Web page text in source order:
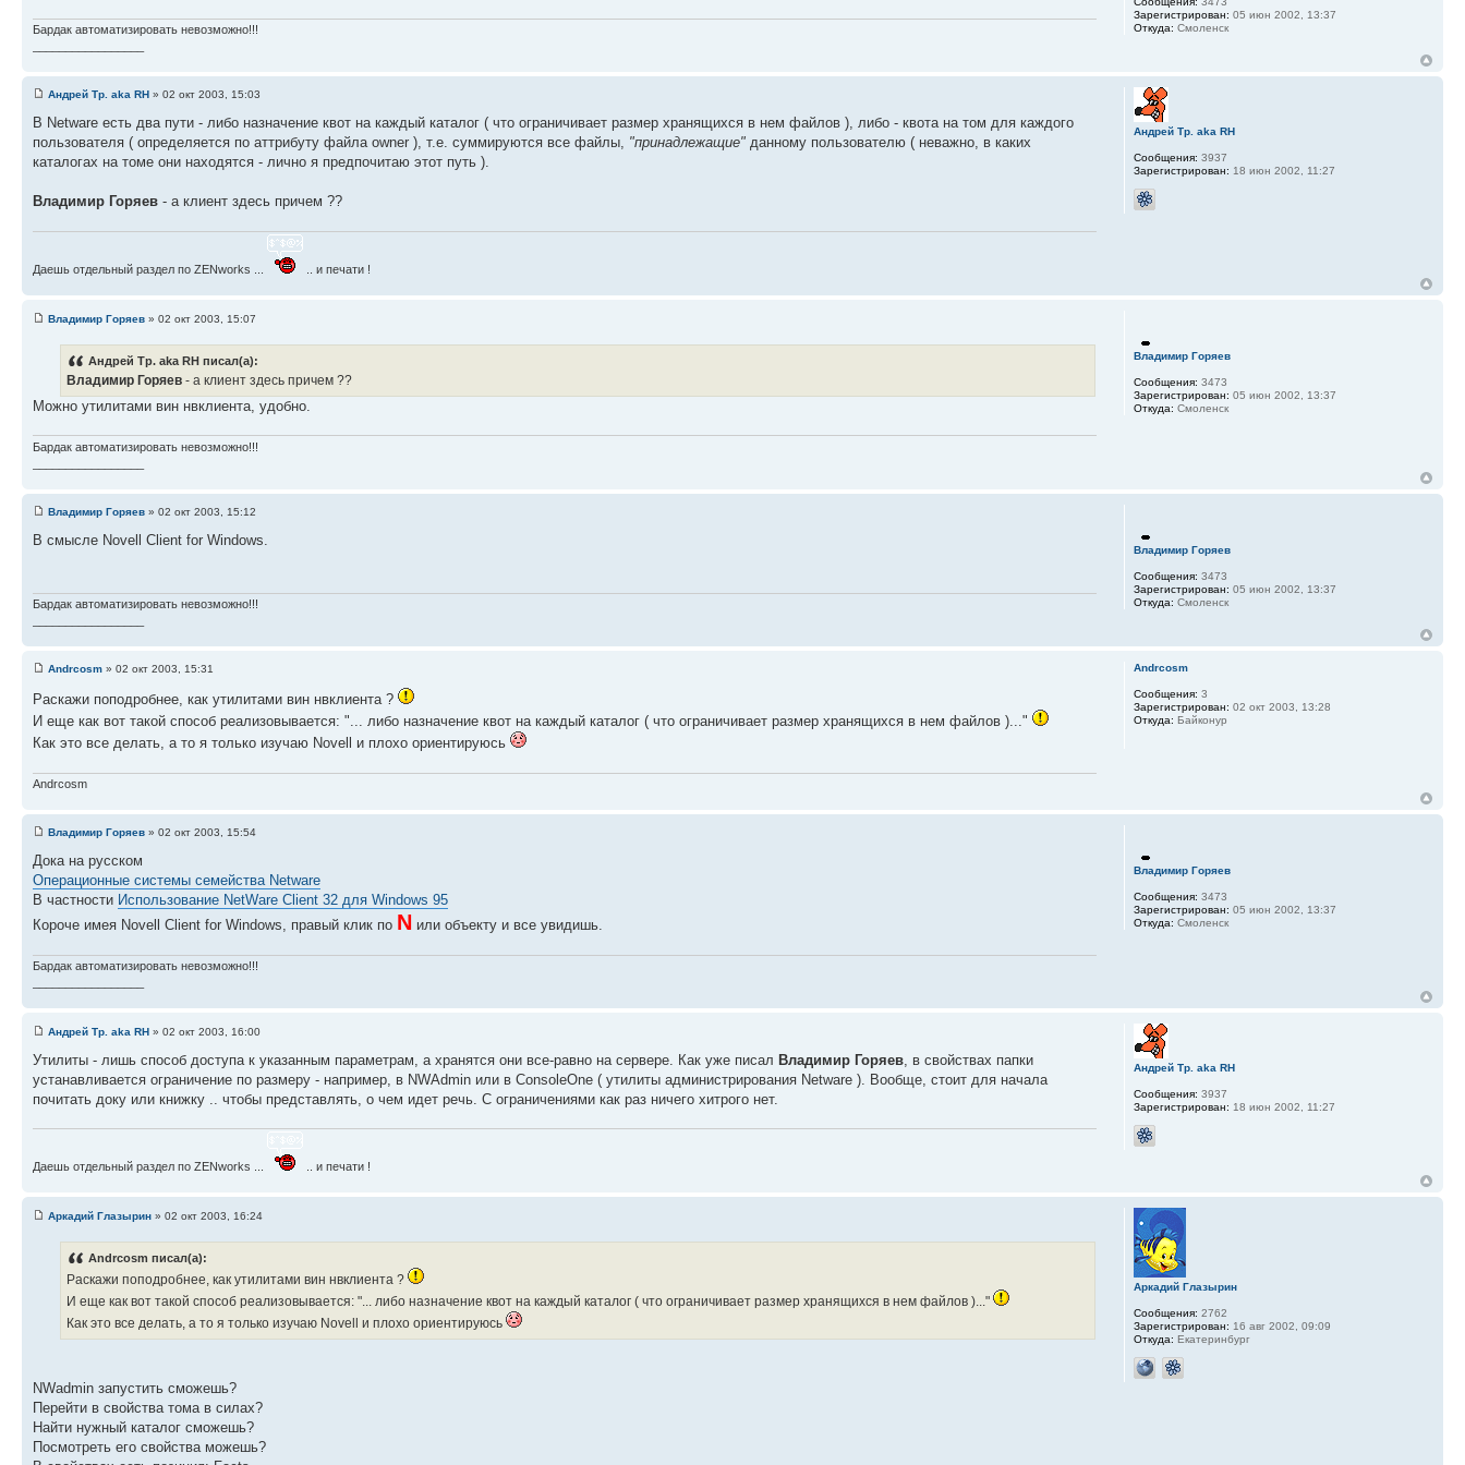
Бардак автоматизировать невозможно!!!
Зарегистрирован: 05 июн 2002, 13:37
Откуда: Смоленск
Андрей Тр. aka RH » 02 окт 2003, 15:03
В Netware есть два пути - либо назначение квот на каждый каталог ( что ограничивает размер хранящихся в нем файлов ), либо - квота на том для каждого
пользователя ( определяется по аттрибуту файла owner ), т.е. суммируются все файлы, "принадлежащие" данному пользователю ( неважно, в каких
каталогах на томе они находятся - лично я предпочитаю этот путь ).
Владимир Горяев - а клиент здесь причем ??
Даешь отдельный раздел по ZENworks ... .. и печати !
Андрей Тр. aka RH
Сообщения: 3937
Зарегистрирован: 18 июн 2002, 11:27
Владимир Горяев » 02 окт 2003, 15:07
Андрей Тр. aka RH писал(а):
Владимир Горяев - а клиент здесь причем ??
Можно утилитами вин нвклиента, удобно.
Бардак автоматизировать невозможно!!!
Владимир Горяев
Сообщения: 3473
Зарегистрирован: 05 июн 2002, 13:37
Откуда: Смоленск
Владимир Горяев » 02 окт 2003, 15:12
В смысле Novell Client for Windows.
Бардак автоматизировать невозможно!!!
Владимир Горяев
Сообщения: 3473
Зарегистрирован: 05 июн 2002, 13:37
Откуда: Смоленск
Andrcosm » 02 окт 2003, 15:31
Раскажи поподробнее, как утилитами вин нвклиента ?
И еще как вот такой способ реализовывается: "... либо назначение квот на каждый каталог ( что ограничивает размер хранящихся в нем файлов )..."
Как это все делать, а то я только изучаю Novell и плохо ориентируюсь
Andrcosm
Andrcosm
Сообщения: 3
Зарегистрирован: 02 окт 2003, 13:28
Откуда: Байконур
Владимир Горяев » 02 окт 2003, 15:54
Дока на русском
Операционные системы семейства Netware
В частности Использование NetWare Client 32 для Windows 95
Короче имея Novell Client for Windows, правый клик по N или объекту и все увидишь.
Бардак автоматизировать невозможно!!!
Владимир Горяев
Сообщения: 3473
Зарегистрирован: 05 июн 2002, 13:37
Откуда: Смоленск
Андрей Тр. aka RH » 02 окт 2003, 16:00
Утилиты - лишь способ доступа к указанным параметрам, а хранятся они все-равно на сервере. Как уже писал Владимир Горяев , в свойствах папки
устанавливается ограничение по размеру - например, в NWAdmin или в ConsoleOne ( утилиты администрирования Netware ). Вообще, стоит для начала
почитать доку или книжку .. чтобы представлять, о чем идет речь. С ограничениями как раз ничего хитрого нет.
Даешь отдельный раздел по ZENworks ... .. и печати !
Андрей Тр. aka RH
Сообщения: 3937
Зарегистрирован: 18 июн 2002, 11:27
Аркадий Глазырин » 02 окт 2003, 16:24
Andrcosm писал(а):
Раскажи поподробнее, как утилитами вин нвклиента ?
И еще как вот такой способ реализовывается: "... либо назначение квот на каждый каталог ( что ограничивает размер хранящихся в нем файлов )..."
Как это все делать, а то я только изучаю Novell и плохо ориентируюсь
NWadmin запустить сможешь?
Перейти в свойства тома в силах?
Найти нужный каталог сможешь?
Посмотреть его свойства можешь?
Аркадий Глазырин
Сообщения: 2762
Зарегистрирован: 16 авг 2002, 09:09
Откуда: Екатеринбург